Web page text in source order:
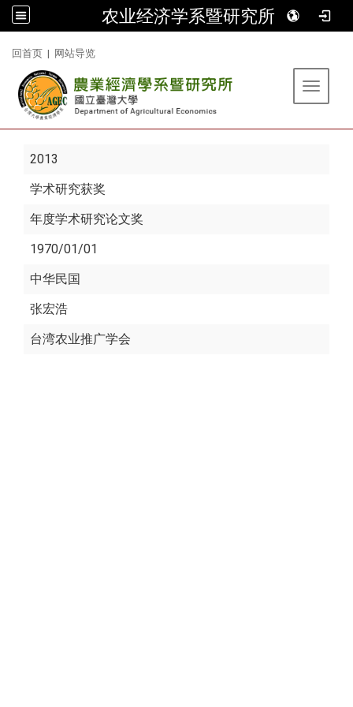
农业经济学系暨研究所
回首页 | 网站导览
Toggle
2013
学术研究获奖
年度学术研究论文奖
1970/01/01
中华民国
张宏浩
台湾农业推广学会